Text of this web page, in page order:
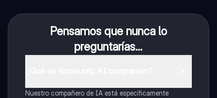
Pensamos que nunca lo
preguntarías...
Nuestro compañero de IA está específicamente